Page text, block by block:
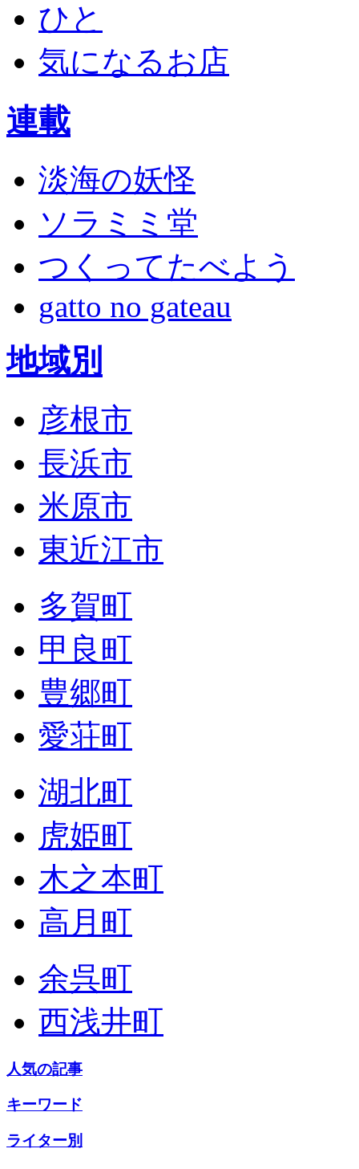
ひと
気になるお店
連載
淡海の妖怪
ソラミミ堂
つくってたべよう
gatto no gateau
地域別
彦根市
長浜市
米原市
東近江市
多賀町
甲良町
豊郷町
愛荘町
湖北町
虎姫町
木之本町
高月町
余呉町
西浅井町
人気の記事
キーワード
ライター別